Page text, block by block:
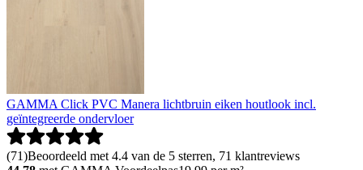
GAMMA Click PVC Manera lichtbruin eiken houtlook incl.
geïntegreerde ondervloer
(71)Beoordeeld met 4.4 van de 5 sterren, 71 klantreviews